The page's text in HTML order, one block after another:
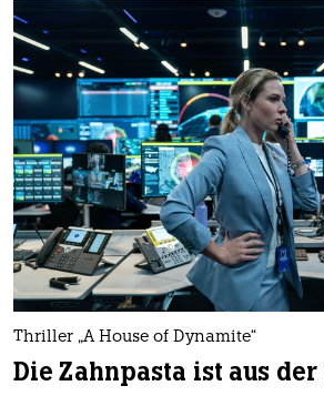
Thriller „A House of Dynamite“
Die Zahnpasta ist aus der